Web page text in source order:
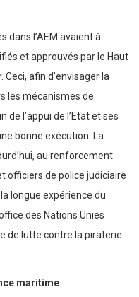
dans l’AEM avaient à
et approuvés par le Haut
Ceci, afin d’envisager la
les mécanismes de
l’appui de l’Etat et ses
bonne exécution. La
au renforcement
officiers de police judiciaire
longue expérience du
des Nations Unies
de lutte contre la piraterie
maritime